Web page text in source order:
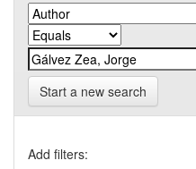
Start a new search
Add filters: